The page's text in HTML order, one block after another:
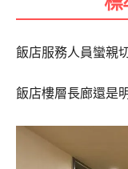
飯店服務人員蠻親
飯店樓層長廊還是